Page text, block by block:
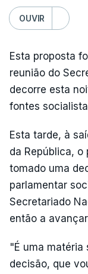
OUVIR
Esta proposta
reunião do
decorre esta
fontes
Esta tarde, à
da República, o
tomado uma
parlamentar
Secretariado
então a
"É uma matéria
decisão, que